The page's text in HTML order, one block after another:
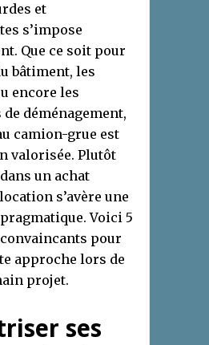
et
s’impose
Que ce soit pour
bâtiment, les
encore les
déménagement,
camion-grue est
valorisée. Plutôt
un achat
s’avère une
Voici 5
pour
approche lors de
projet.
ses